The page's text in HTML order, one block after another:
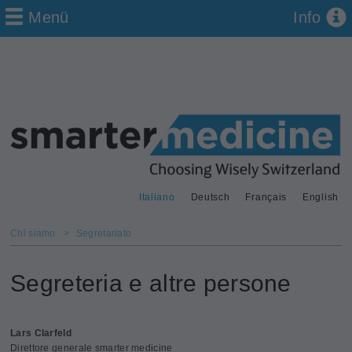
Deutsch Français
Italiano English
Menü Info
Chi siamo > Segretariato
Segreteria e altre persone
Lars Clarfeld
Direttore generale smarter medicine